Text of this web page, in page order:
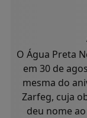
O Água Preta
em 30 de
mesma do
Zarfeg, cuja
deu nome